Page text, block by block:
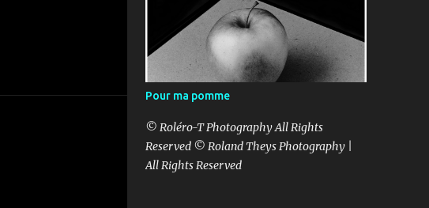
Pour ma pomme
© Roléro-T Photography All Rights
Reserved © Roland Theys Photography |
All Rights Reserved